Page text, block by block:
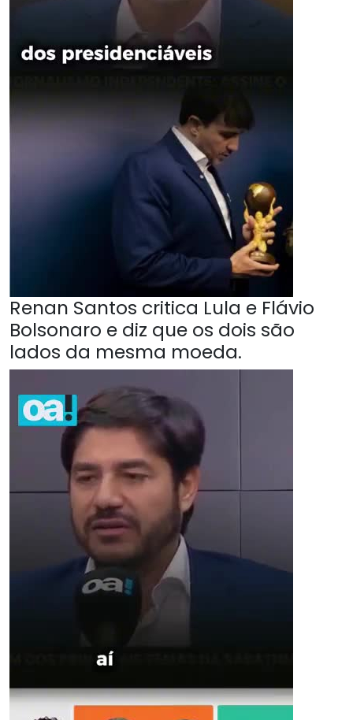
Renan Santos critica Lula e Flávio
Bolsonaro e diz que os dois são
lados da mesma moeda.